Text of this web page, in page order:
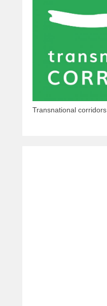
Transnational corridors